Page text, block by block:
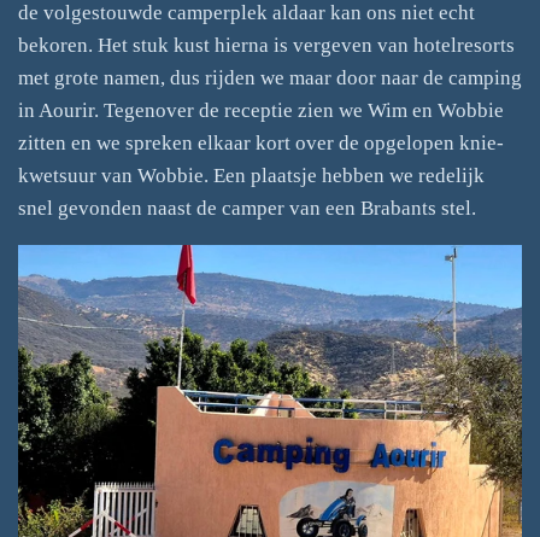
de volgestouwde camperplek aldaar kan ons niet echt
bekoren. Het stuk kust hierna is vergeven van hotelresorts
met grote namen, dus rijden we maar door naar de camping
in Aourir. Tegenover de receptie zien we Wim en Wobbie
zitten en we spreken elkaar kort over de opgelopen knie-
kwetsuur van Wobbie. Een plaatsje hebben we redelijk
snel gevonden naast de camper van een Brabants stel.